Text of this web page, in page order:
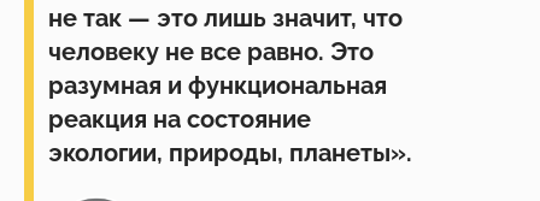
не так — это лишь значит, что
человеку не все равно. Это
разумная и функциональная
реакция на состояние
экологии, природы, планеты».